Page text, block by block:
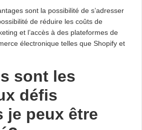
sont la possibilité de s’adresser
de réduire les coûts de
et l’accès à des plateformes de
électronique telles que Shopify et
sont les
défis
je peux être